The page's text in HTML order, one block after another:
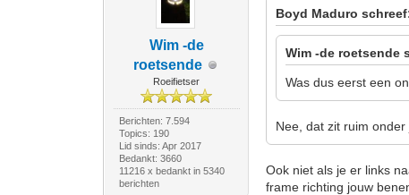
Wim -de
roetsende
Roeifietser
Berichten: 7.594
Topics: 190
Lid sinds: Apr 2017
Bedankt: 3660
11216 x bedankt in 5340
berichten
Boyd Maduro
Wim -de roetsende
Was dus eerst een
Nee, dat zit ruim onder
Ook niet als je er links
frame richting jouw